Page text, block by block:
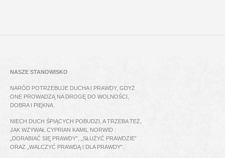
NASZE STANOWISKO
NARÓD POTRZEBUJE DUCHA I PRAWDY, GDYŻ
ONE PROWADZĄ NA DROGĘ DO WOLNOŚCI,
DOBRA I PIĘKNA.
NIECH DUCH ŚPIĄCYCH POBUDZI, A TRZEBA TEŻ,
JAK WZYWAŁ CYPRIAN KAMIL NORWID :
„DORABIAĆ SIĘ PRAWDY”, „SŁUŻYĆ PRAWDZIE”
ORAZ „WALCZYĆ PRAWDĄ I DLA PRAWDY”.